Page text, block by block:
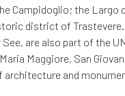
ОБРАБОТКУ МОИХ
Бронируй эту
Campidoglio; the Largo
district of
are also part of the
Maggiore, San
architecture and